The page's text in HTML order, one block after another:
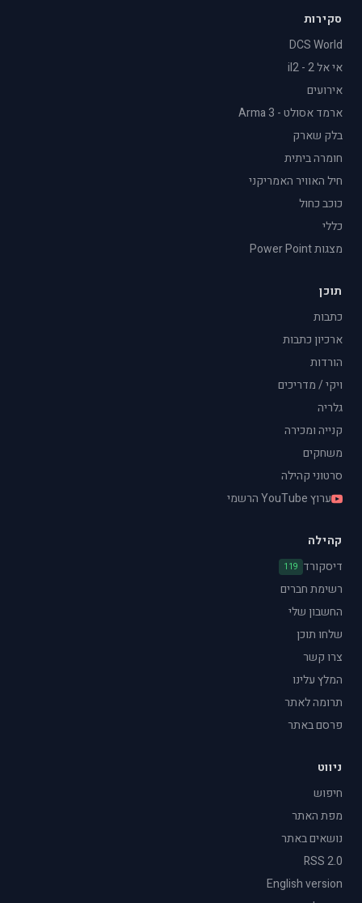
סקירות
DCS World
אי אל 2 - il2
אירועים
ארמד אסולט - Arma 3
בלק שארק
חומרה ביתית
חיל האוויר האמריקני
כוכב כחול
כללי
מצגות Power Point
תוכן
כתבות
ארכיון כתבות
הורדות
ויקי / מדריכים
גלריה
קנייה ומכירה
משחקים
סרטוני קהילה
ערוץ YouTube הרשמי
קהילה
דיסקורד 119
רשימת חברים
החשבון שלי
שלחו תוכן
צרו קשר
המלץ עלינו
תרומה לאתר
פרסם באתר
ניווט
חיפוש
מפת האתר
נושאים באתר
RSS 2.0
English version